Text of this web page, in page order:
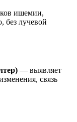
ишемии,
без лучевой
— выявляет
связь